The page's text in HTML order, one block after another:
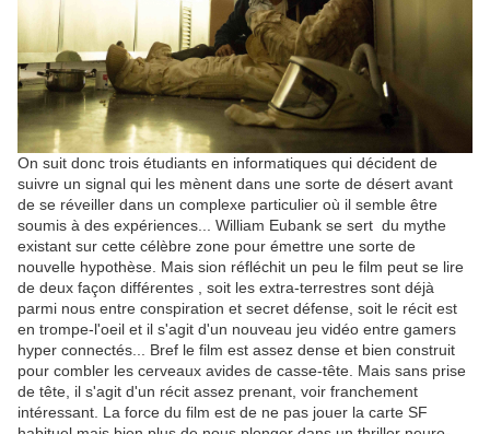
On suit donc trois étudiants en informatiques qui décident de
suivre un signal qui les mènent dans une sorte de désert avant
de se réveiller dans un complexe particulier où il semble être
soumis à des expériences... William Eubank se sert du mythe
existant sur cette célèbre zone pour émettre une sorte de
nouvelle hypothèse. Mais sion réfléchit un peu le film peut se lire
de deux façon différentes , soit les extra-terrestres sont déjà
parmi nous entre conspiration et secret défense, soit le récit est
en trompe-l'oeil et il s'agit d'un nouveau jeu vidéo entre gamers
hyper connectés... Bref le film est assez dense et bien construit
pour combler les cerveaux avides de casse-tête. Mais sans prise
de tête, il s'agit d'un récit assez prenant, voir franchement
intéressant. La force du film est de ne pas jouer la carte SF